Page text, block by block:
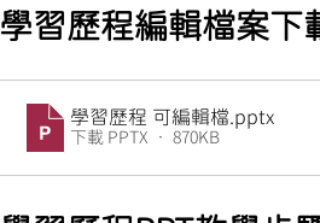
學習歷程編輯檔案下
學習歷程 可編輯檔 .pptx
下載 PPTX • 870KB